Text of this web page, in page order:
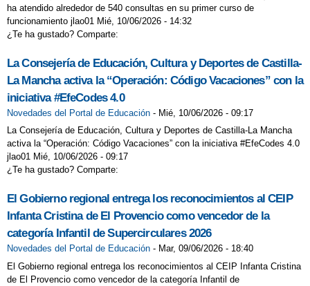
ha atendido alrededor de 540 consultas en su primer curso de
funcionamiento jlao01 Mié, 10/06/2026 - 14:32
¿Te ha gustado? Comparte:
La Consejería de Educación, Cultura y Deportes de Castilla-
La Mancha activa la “Operación: Código Vacaciones” con la
iniciativa #EfeCodes 4.0
Novedades del Portal de Educación - Mié, 10/06/2026 - 09:17
La Consejería de Educación, Cultura y Deportes de Castilla-La Mancha
activa la “Operación: Código Vacaciones” con la iniciativa #EfeCodes 4.0
jlao01 Mié, 10/06/2026 - 09:17
¿Te ha gustado? Comparte:
El Gobierno regional entrega los reconocimientos al CEIP
Infanta Cristina de El Provencio como vencedor de la
categoría Infantil de Supercirculares 2026
Novedades del Portal de Educación - Mar, 09/06/2026 - 18:40
El Gobierno regional entrega los reconocimientos al CEIP Infanta Cristina
de El Provencio como vencedor de la categoría Infantil de